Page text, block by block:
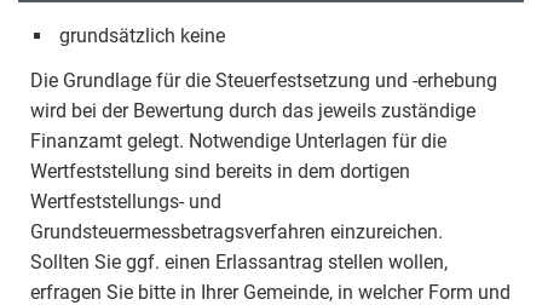
grundsätzlich keine
Die Grundlage für die Steuerfestsetzung und -erhebung
wird bei der Bewertung durch das jeweils zuständige
Finanzamt gelegt. Notwendige Unterlagen für die
Wertfeststellung sind bereits in dem dortigen
Wertfeststellungs- und
Grundsteuermessbetragsverfahren einzureichen.
Sollten Sie ggf. einen Erlassantrag stellen wollen,
erfragen Sie bitte in Ihrer Gemeinde, in welcher Form und